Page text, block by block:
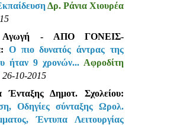
Δρ. Ράνια Χιουρέα
Αγωγή - ΑΠΟ ΓΟΝΕΙΣ-
Ο πιο δυνατός άντρας της
ήταν 9 χρονών... Αφροδίτη
26-10-2015
Ένταξης Δημοτ. Σχολείου:
Οδηγίες σύνταξης Ωρολ.
Έντυπα Λειτουργίας